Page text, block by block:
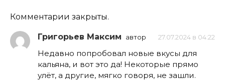
Комментарии закрыты.
Григорьев Максим автор 27.07.2024 в 04:22
Недавно попробовал новые вкусы для
кальяна, и вот это да! Некоторые прямо
улёт, а другие, мягко говоря, не зашли.